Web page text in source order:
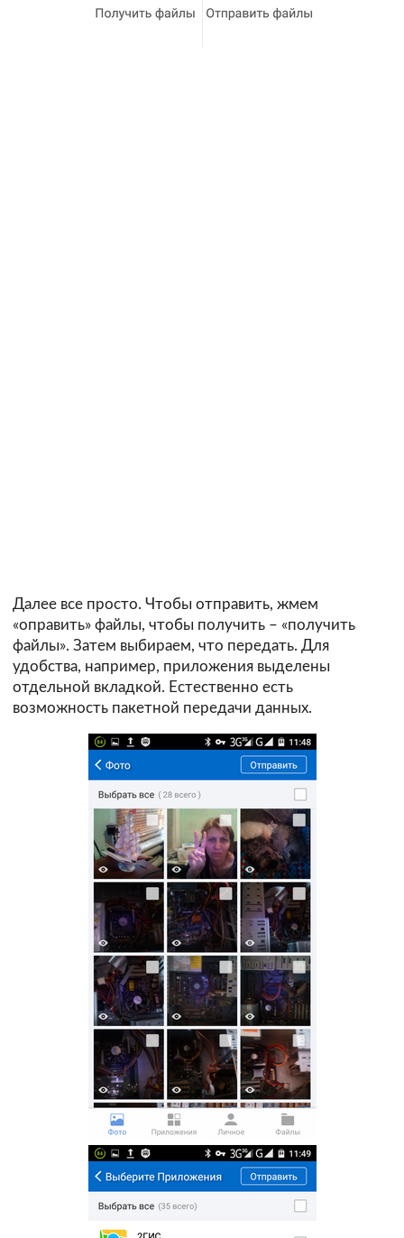
Далее все просто. Чтобы отправить, жмем
«оправить» файлы, чтобы получить – «получить
файлы». Затем выбираем, что передать. Для
удобства, например, приложения выделены
отдельной вкладкой. Естественно есть
возможность пакетной передачи данных.